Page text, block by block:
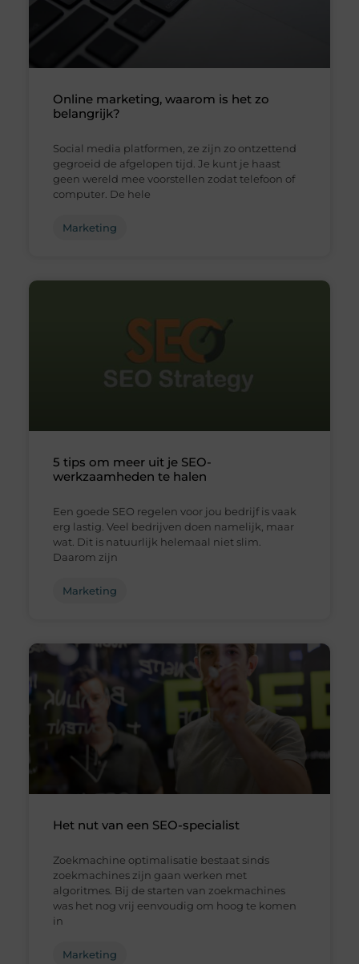
Online marketing, waarom is het zo
belangrijk?
Social media platformen, ze zijn zo ontzettend
gegroeid de afgelopen tijd. Je kunt je haast
geen wereld mee voorstellen zodat telefoon of
computer. De hele
Marketing
5 tips om meer uit je SEO-
werkzaamheden te halen
Een goede SEO regelen voor jou bedrijf is vaak
erg lastig. Veel bedrijven doen namelijk, maar
wat. Dit is natuurlijk helemaal niet slim.
Daarom zijn
Marketing
Het nut van een SEO-specialist
Zoekmachine optimalisatie bestaat sinds
zoekmachines zijn gaan werken met
algoritmes. Bij de starten van zoekmachines
was het nog vrij eenvoudig om hoog te komen
in
Marketing